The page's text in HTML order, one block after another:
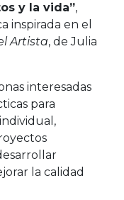
y la vida”,
inspirada en el
Artista, de Julia
interesadas
para
la calidad